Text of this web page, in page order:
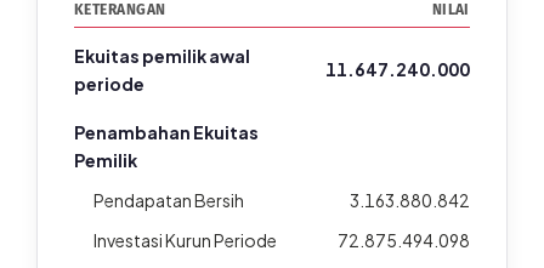
KETERANGAN NILAI
Ekuitas pemilik awal
periode
11.647.240.000
Penambahan Ekuitas
Pemilik
Pendapatan Bersih
3.163.880.842
Investasi Kurun Periode
72.875.494.098